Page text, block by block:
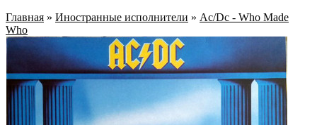
Главная » Иностранные исполнители » Aс/Dс - Who Made
Who